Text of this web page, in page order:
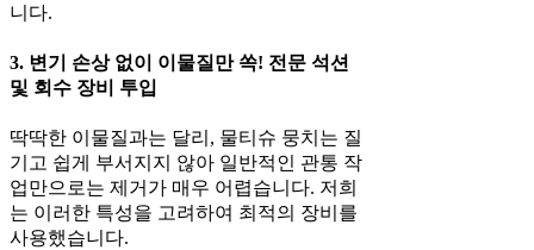
니다.
3. 변기 손상 없이 이물질만 쏙! 전문 석션
및 회수 장비 투입
딱딱한 이물질과는 달리, 물티슈 뭉치는 질
기고 쉽게 부서지지 않아 일반적인 관통 작
업만으로는 제거가 매우 어렵습니다. 저희
는 이러한 특성을 고려하여 최적의 장비를
사용했습니다.